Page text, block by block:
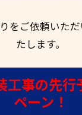
をご依頼いた
たします。
工事の先行
ペーン！